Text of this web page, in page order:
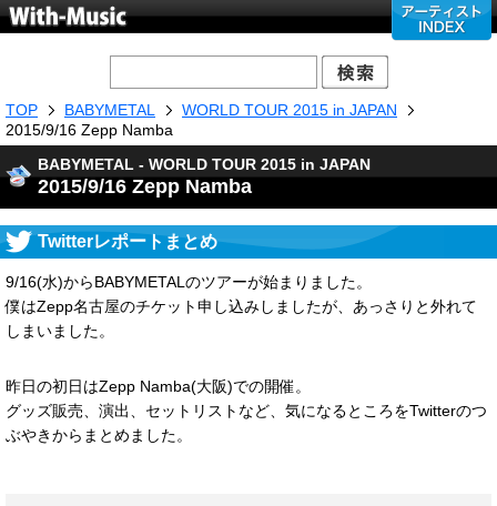
TOP BABYMETAL
WORLD TOUR 2015 in JAPAN
2015/9/16 Zepp Namba
BABYMETAL - WORLD TOUR 2015 in JAPAN
2015/9/16 Zepp Namba
Twitterレポートまとめ
9/16(水)からBABYMETALのツアーが始まりました。
僕はZepp名古屋のチケット申し込みしましたが、あっさりと外れて
しまいました。
昨日の初日はZepp Namba(大阪)での開催。
グッズ販売、演出、セットリストなど、気になるところをTwitterのつ
ぶやきからまとめました。